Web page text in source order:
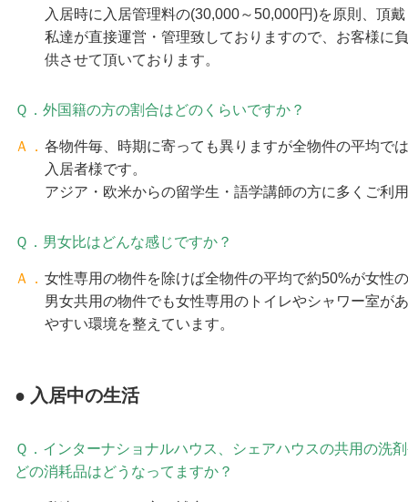
入居時に入居管理料の(30,000～50,000円)を原則、頂
私達が直接運営・管理致しておりますので、お客様に
供させて頂いております。
Ｑ．外国籍の方の割合はどのくらいですか？
Ａ． 各物件毎、時期に寄っても異りますが全物件の平均で
入居者様です。
アジア・欧米からの留学生・語学講師の方に多くご利
Ｑ．男女比はどんな感じですか？
Ａ． 女性専用の物件を除けば全物件の平均で約50%が女性
男女共用の物件でも女性専用のトイレやシャワー室が
やすい環境を整えています。
入居中の生活
Ｑ．インターナショナルハウス、シェアハウスの共用の洗
どの消耗品はどうなってますか？